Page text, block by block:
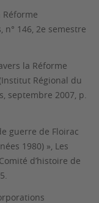
Réforme
, n° 146, 2e semestre
la Réforme
Régional du
, septembre 2007, p.
guerre de Floirac
1980) », Les
d’histoire de